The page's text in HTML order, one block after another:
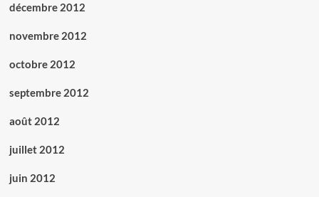
décembre 2012
novembre 2012
octobre 2012
septembre 2012
août 2012
juillet 2012
juin 2012